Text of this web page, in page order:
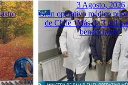
3 Agosto, 2026
Gran operativo médico
de Chile “Más de 3 mil
beneficiaron”